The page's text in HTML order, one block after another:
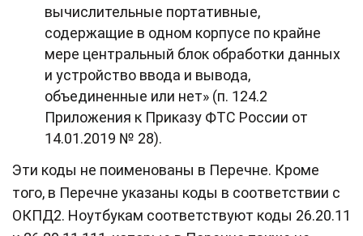
вычислительные портативные,
содержащие в одном корпусе по крайне
мере центральный блок обработки данных
и устройство ввода и вывода,
объединенные или нет» (п. 124.2
Приложения к Приказу ФТС России от
14.01.2019 № 28).
Эти коды не поименованы в Перечне. Кроме
того, в Перечне указаны коды в соответствии с
ОКПД2. Ноутбукам соответствуют коды 26.20.11